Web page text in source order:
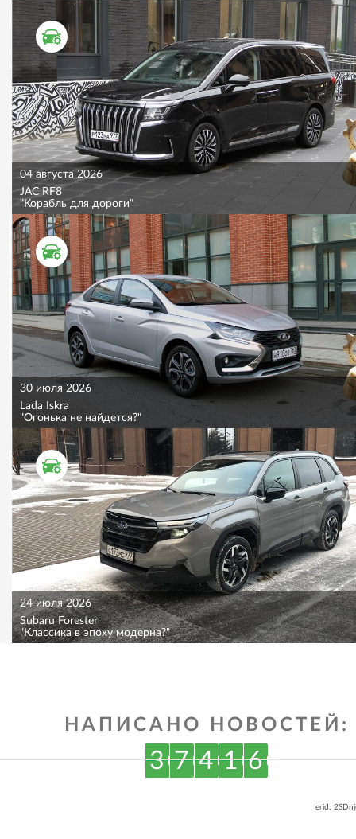
ТЕСТ ДРАЙВ
04 августа 2026
JAC RF8
"Корабль для дороги"
ТЕСТ ДРАЙВ
30 июля 2026
Lada Iskra
"Огонька не найдется?"
ТЕСТ ДРАЙВ
24 июля 2026
Subaru Forester
"Классика в эпоху модерна?"
НАПИСАНО НОВОСТЕЙ:
3 7 4 1 6
erid: